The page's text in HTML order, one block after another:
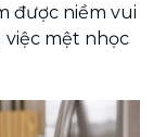
được niềm vui
việc mệt nhọc